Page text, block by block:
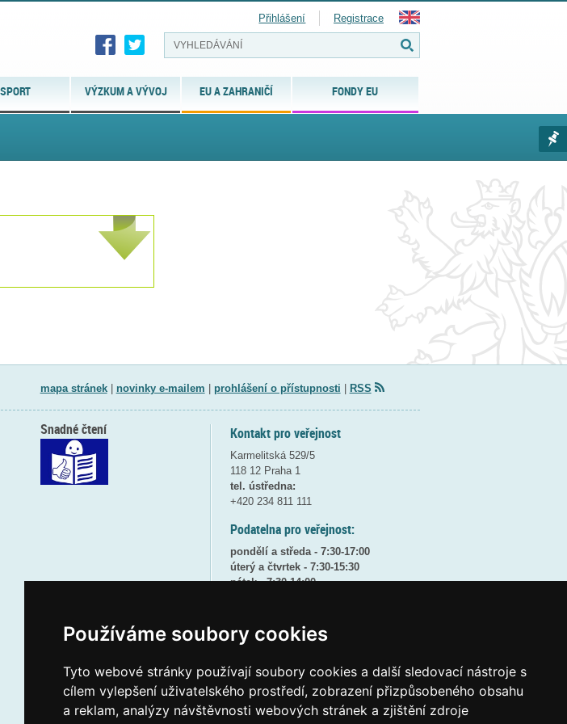
Používáme soubory cookies
Tyto webové stránky používají soubory cookies a další sledovací nástroje s
cílem vylepšení uživatelského prostředí, zobrazení přizpůsobeného obsahu
a reklam, analýzy návštěvnosti webových stránek a zjištění zdroje
SPORT VÝZKUM A VÝVOJ EU A ZAHRANIČÍ FONDY EU
Přihlášení Registrace
mapa stránek| novinky e-mailem prohlášení o přístupnosti RSS
Kontakt pro veřejnost
Karmelitská 529/5
118 12 Praha 1
tel. ústředna:
+420 234 811 111
Podatelna pro veřejnost:
pondělí a středa - 7:30-17:00
úterý a čtvrtek - 7:30-15:30
pátek - 7:30-14:00
(více informacíZDE)
posta@msmtgovcz
ID datové schránky: vidaawt
Snadné čtení